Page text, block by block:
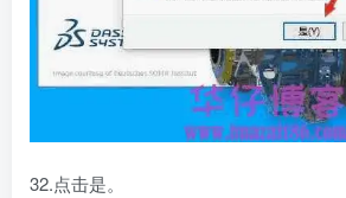
32.点击是。